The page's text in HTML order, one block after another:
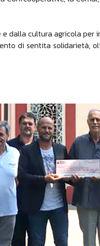
dalla cultura agricola
di sentita solidarietà,